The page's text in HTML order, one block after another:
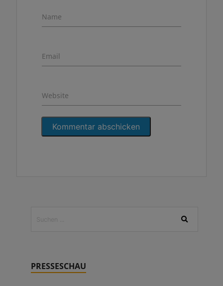
Name
Email
Website
PRESSESCHAU